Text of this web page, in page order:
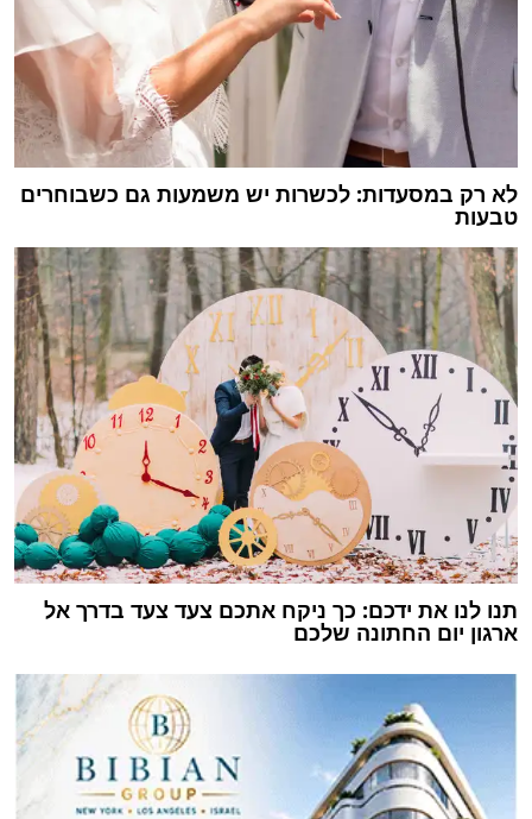
לא רק במסעדות: לכשרות יש משמעות גם כשבוחרים
טבעות
תנו לנו את ידכם: כך ניקח אתכם צעד צעד בדרך אל
ארגון יום החתונה שלכם